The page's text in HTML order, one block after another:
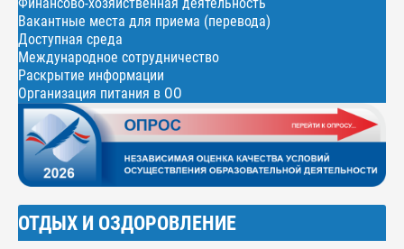
Вакантные места для приема (перевода)
Доступная среда
Международное сотрудничество
Раскрытие информации
Организация питания в ОО
ОТДЫХ И ОЗДОРОВЛЕНИЕ